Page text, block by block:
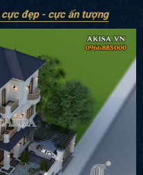
đẹp - cực ấn tượng